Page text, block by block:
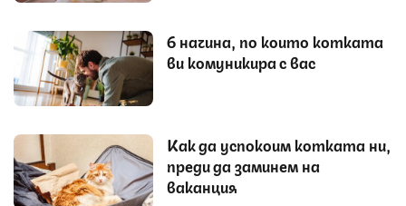
6 начина, по които котката
ви комуникира с вас
Как да успокоим котката ни,
преди да заминем на
ваканция